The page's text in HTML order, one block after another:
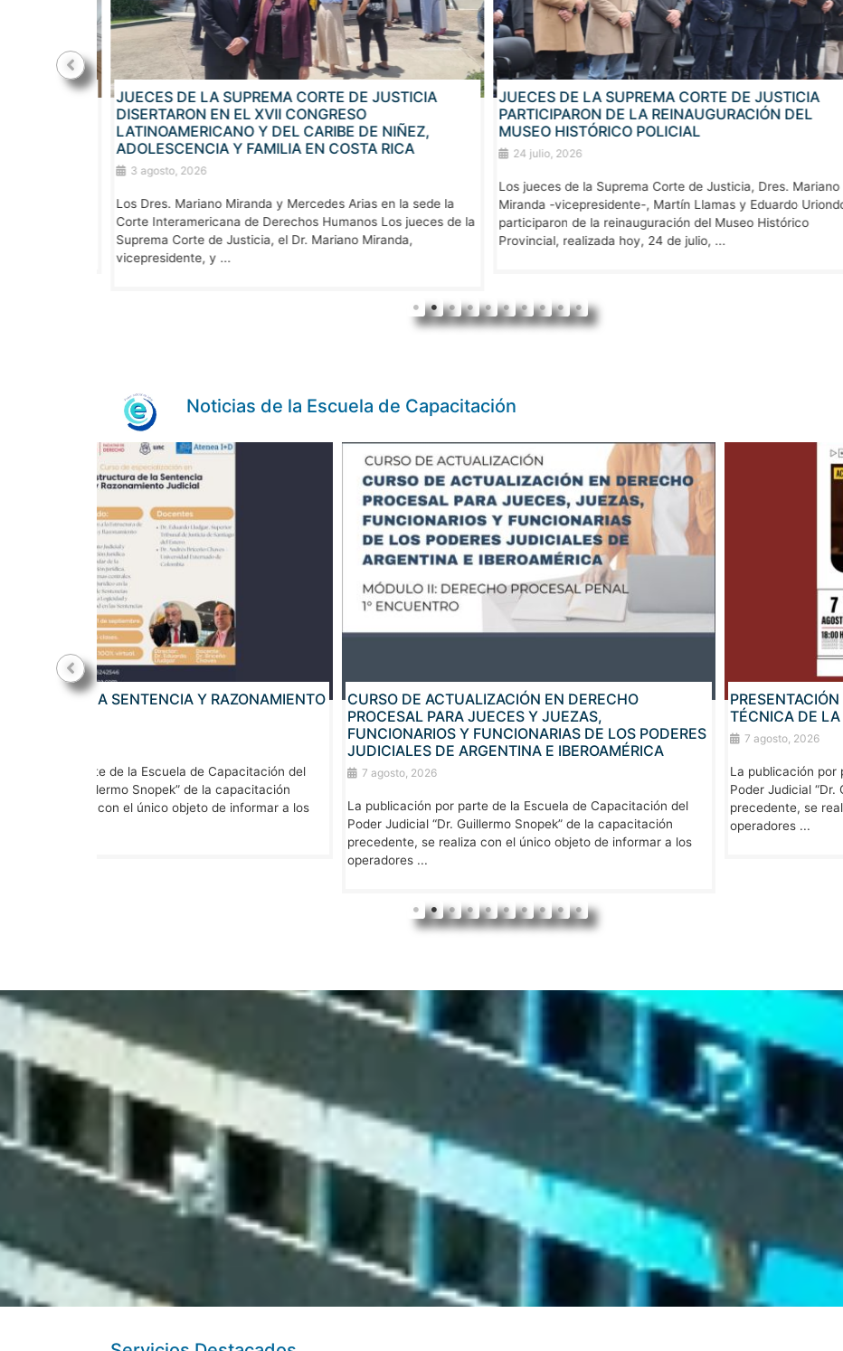
CRIANZA
JUECES DE LA SUPREMA CORTE DE JUSTICIA
DISERTARON EN EL XVII CONGRESO
LATINOAMERICANO Y DEL CARIBE DE NIÑEZ,
ADOLESCENCIA Y FAMILIA EN COSTA RICA
3 agosto, 2026
Los Dres. Mariano Miranda y Mercedes Arias en la sede la
Corte Interamericana de Derechos Humanos Los jueces de la
Suprema Corte de Justicia, el Dr. Mariano Miranda,
vicepresidente, y ...
JUECES DE LA SUPREMA CORTE DE JUSTICIA
PARTICIPARON DE LA REINAUGURACIÓN DEL
MUSEO HISTÓRICO POLICIAL
24 julio, 2026
Los jueces de la Suprema Corte de Justicia, Dres. Mariano
Miranda -vicepresidente-, Martín Llamas y Eduardo Uriondo,
participaron de la reinauguración del Museo Histórico
Provincial, realizada hoy, 24 de julio, ...
Noticias de la Escuela de Capacitación
CURSO DE ACTUALIZACIÓN EN DERECHO
PROCESAL PARA JUECES Y JUEZAS,
FUNCIONARIOS Y FUNCIONARIAS DE LOS PODERES
JUDICIALES DE ARGENTINA E IBEROAMÉRICA
7 agosto, 2026
La publicación por parte de la Escuela de Capacitación del
Poder Judicial “Dr. Guillermo Snopek” de la capacitación
precedente, se realiza con el único objeto de informar a los
PRESENTACIÓN DE LA MAESTRÍA EN TEORÍA Y
TÉCNICA DE LA LITIGACIÓN ORAL
7 agosto, 2026
La publicación por parte de la Escuela de Capacitación del
Poder Judicial “Dr. Guillermo Snopek” de la capacitación
precedente, se realiza con el único objeto de informar a los
operadores ...